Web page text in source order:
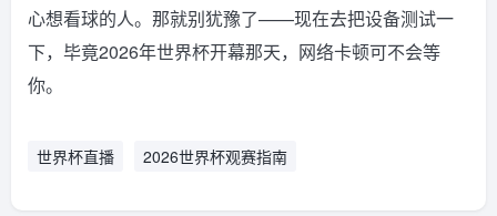
心想看球的人。那就别犹豫了——现在去把设备测试一
下，毕竟2026年世界杯开幕那天，网络卡顿可不会等
你。
世界杯直播 2026世界杯观赛指南